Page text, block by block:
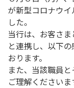
が新型コロナウ
した。
当行は、お客さ
と連携し、以下
おります。
また、当該職員
ご理解くださいま